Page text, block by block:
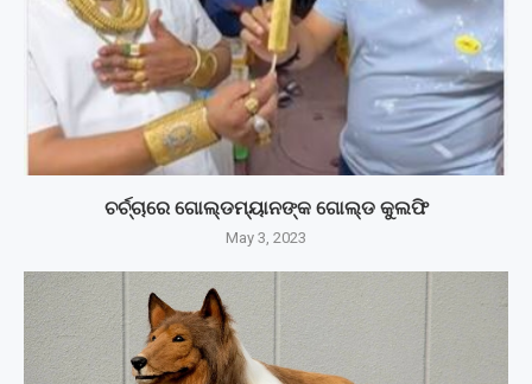
ଚର୍ଚ୍ଚାରେ ଗୋଲ୍ଡମ୍ୟାନଙ୍କ ଗୋଲ୍ଡ କୁଲଫି
May 3, 2023